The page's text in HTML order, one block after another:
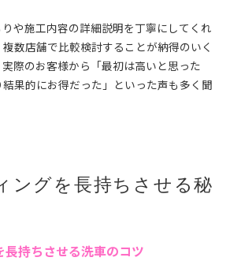
や施工内容の詳細説明を丁寧にしてくれ
数店舗で比較検討することが納得のいく
際のお客様から「最初は高いと思った
果的にお得だった」といった声も多く聞
ングを長持ちさせる秘
長持ちさせる洗車のコツ